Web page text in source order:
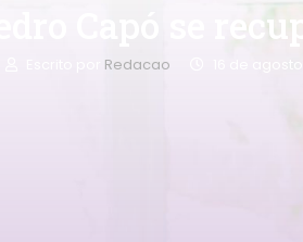
Capó se
Redacao